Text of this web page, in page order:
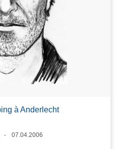
à Anderlecht
07.04.2006